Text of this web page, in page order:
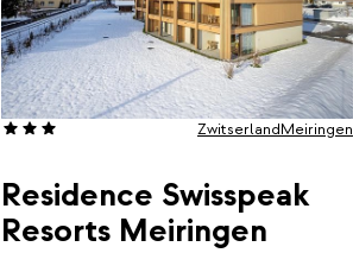
Residence Swisspeak
Resorts Meiringen
ZwitserlandMeiringen